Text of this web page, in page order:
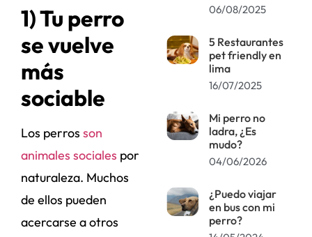
1) Tu perro
se vuelve
más
sociable
Los perros son
animales sociales por
naturaleza. Muchos
de ellos pueden
acercarse a otros
06/08/2025
5 Restaurantes
pet friendly en
lima
16/07/2025
Mi perro no
ladra, ¿Es
mudo?
04/06/2026
¿Puedo viajar
en bus con mi
perro?